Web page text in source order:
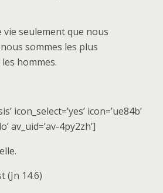
vie seulement que nous
sommes les plus
hommes.
icon_select=’yes’ icon=’ue84b’
av_uid=’av-4py2zh’]
(Jn 14.6)